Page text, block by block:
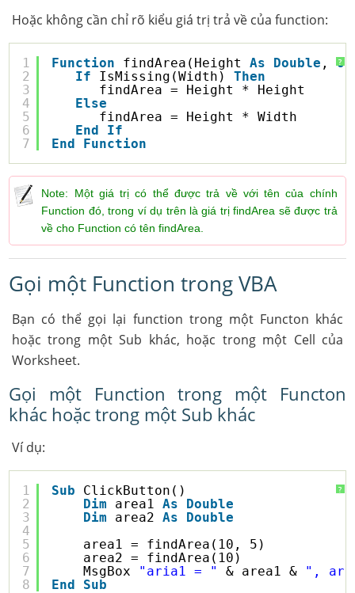
Hoặc không cần chỉ rõ kiểu giá trị trả về của function:
?
1
2
3
4
5
6
7
Function findArea(Height As Double ,
If
IsMissing(Width) Then
findArea = Height * Height
Else
findArea = Height * Width
End
If
End
Function
Note: Một giá trị có thể được trả về với tên của chính
Function đó, trong ví dụ trên là giá trị findArea sẽ được trả
về cho Function có tên findArea.
Gọi một Function trong VBA
Bạn có thể gọi lại function trong một Functon khác
hoặc trong một Sub khác, hoặc trong một Cell của
Worksheet.
Gọi một Function trong một Functon
khác hoặc trong một Sub khác
Ví dụ:
?
1
2
3
4
5
6
7
8
Sub
ClickButton()
Dim
area1 As
Double
Dim
area2 As
Double
area1 = findArea(10, 5)
area2 = findArea(10)
MsgBox "aria1 = " & area1 & ",
End
Sub